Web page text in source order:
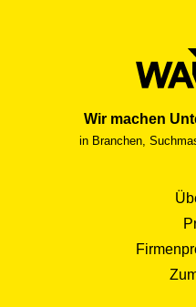
Wir machen
in Branchen,